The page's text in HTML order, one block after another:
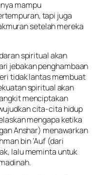
mampu
tapi juga
setelah mereka
spiritual akan
jebakan penghambaan
tidak lantas membuat
spiritual akan
menciptakan
cita-cita hidup
mengapa ketika
Anshar) menawarkan
bin ‘Auf (dari
lalu meminta untuk